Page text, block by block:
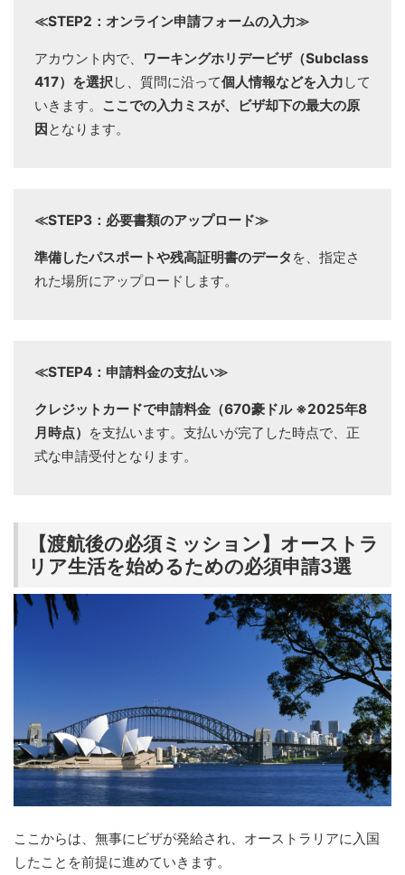
≪STEP2：オンライン申請フォームの入力≫
アカウント内で、
ワーキングホリデービザ（Subclass
417）を選択し、質問に沿って個人情報などを入力 して
いきます。 ここでの入力ミスが、ビザ却下の最大の原
因 となります。
≪STEP3：必要書類のアップロード≫
準備したパスポートや残高証明書のデータ を、指定さ
れた場所にアップロードします。
≪STEP4：申請料金の支払い≫
クレジットカードで申請料金（670豪ドル ※2025年8
月時点） を支払います。支払いが完了した時点で、正
式な申請受付となります。
【渡航後の必須ミッション】オーストラ
リア生活を始めるための必須申請3選
ここからは、無事にビザが発給され、オーストラリアに入国
したことを前提に進めていきます。